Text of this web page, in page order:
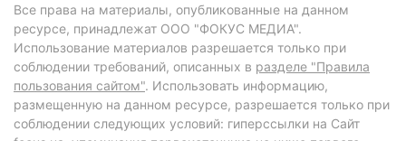
Все права на материалы, опубликованные на данном
ресурсе, принадлежат ООО "ФОКУС МЕДИА".
Использование материалов разрешается только при
соблюдении требований, описанных в разделе "Правила
пользования сайтом". Использовать информацию,
размещенную на данном ресурсе, разрешается только при
соблюдении следующих условий: гиперссылки на Сайт